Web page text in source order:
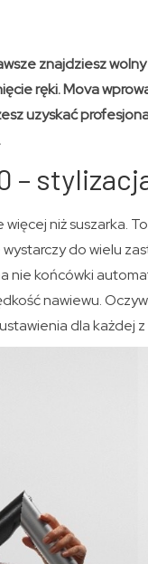
znajdziesz
ręki. Mova
uzyskać
–
niż suszarka.
do wielu
nie końcówki
nawiewu.
dla każdej